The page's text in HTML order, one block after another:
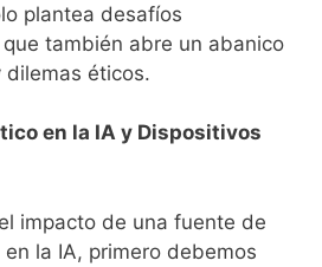
plantea desafíos
también abre un abanico
éticos.
en la IA y Dispositivos
impacto de una fuente de
la IA, primero debemos